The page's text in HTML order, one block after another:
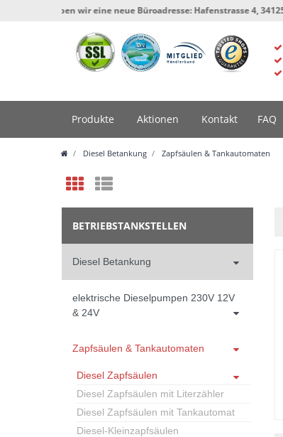
wir eine neue Büroadresse: Hafenstrasse 4, 34125 Kassel,
Produkte Aktionen Kontakt FAQ
Diesel Betankung Zapfsäulen & Tankautomaten
BETRIEBSTANKSTELLEN
Diesel Betankung
elektrische Dieselpumpen 230V 12V
& 24V
Zapfsäulen & Tankautomaten
Diesel Zapfsäulen
Diesel Zapfsäulen mit Literzähler
Diesel Zapfsäulen mit Tankautomat
Diesel-Kleinzapfsäulen